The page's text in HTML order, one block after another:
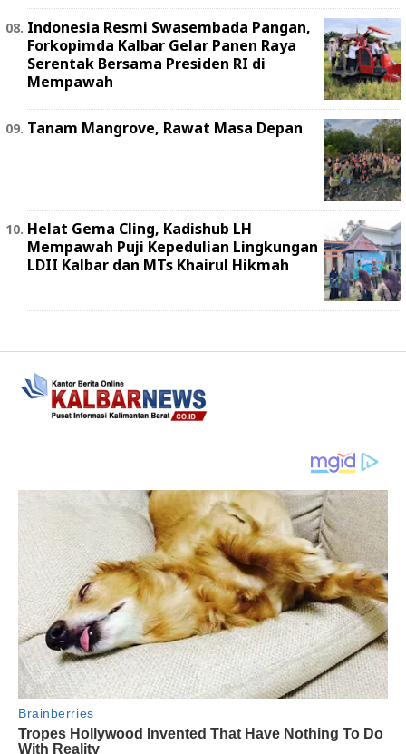
Indonesia Resmi Swasembada Pangan,
Forkopimda Kalbar Gelar Panen Raya
Serentak Bersama Presiden RI di
Mempawah
Tanam Mangrove, Rawat Masa Depan
Helat Gema Cling, Kadishub LH
Mempawah Puji Kepedulian Lingkungan
LDII Kalbar dan MTs Khairul Hikmah